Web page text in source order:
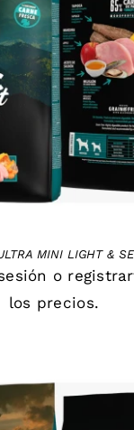
DETAILS
MINI LIGHT &
o
los precios.